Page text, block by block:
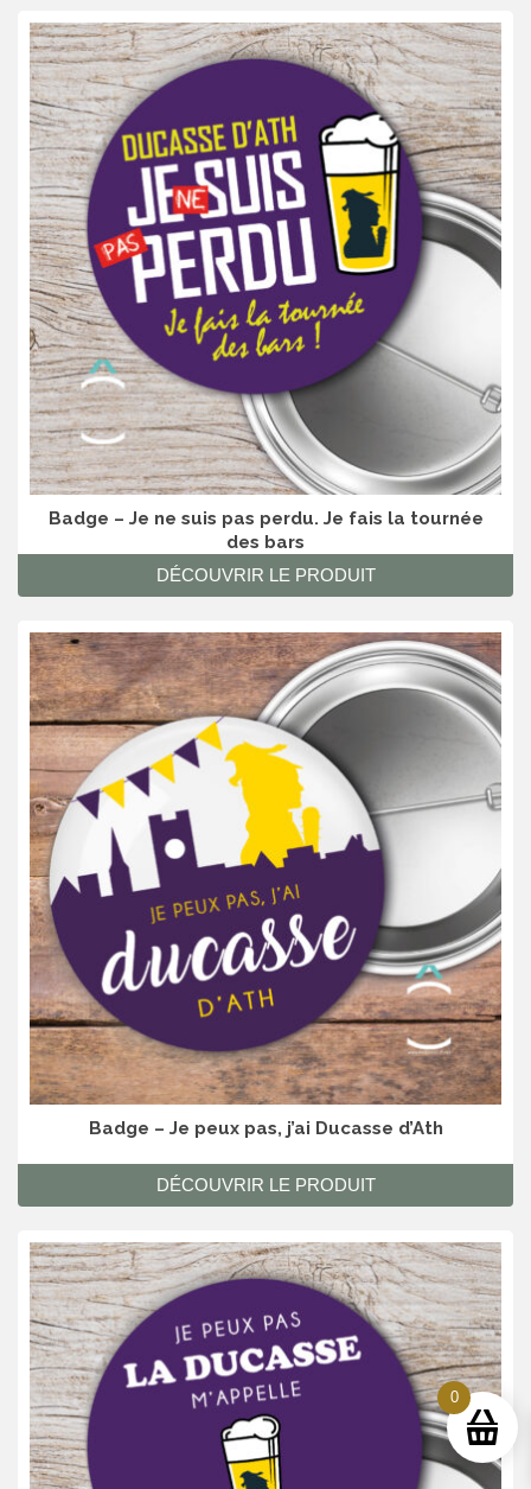
Badge – Je ne suis pas perdu. Je fais la tournée
des bars
DÉCOUVRIR LE PRODUIT
Badge – Je peux pas, j’ai Ducasse d’Ath
DÉCOUVRIR LE PRODUIT
0